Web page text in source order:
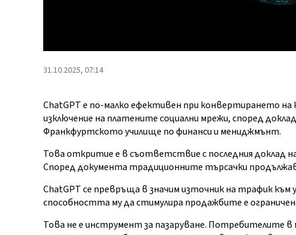
31.10.2025, 07:14
ChatGPT е по-малко ефективен при конвертирането на
изключение на платените социални мрежи, според
Франкфуртското училище по финанси и мениджмънт.
Това откритие е в съответствие с последния доклад
Според документа традиционните търсачки
ChatGPT се превръща в значим източник на трафик
способността му да стимулира продажбите е
Това не е инструмент за пазаруване. Потребителите